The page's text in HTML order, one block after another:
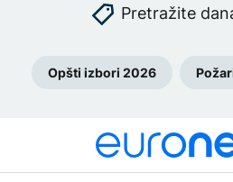
Pretražite
Opšti izbori 2026